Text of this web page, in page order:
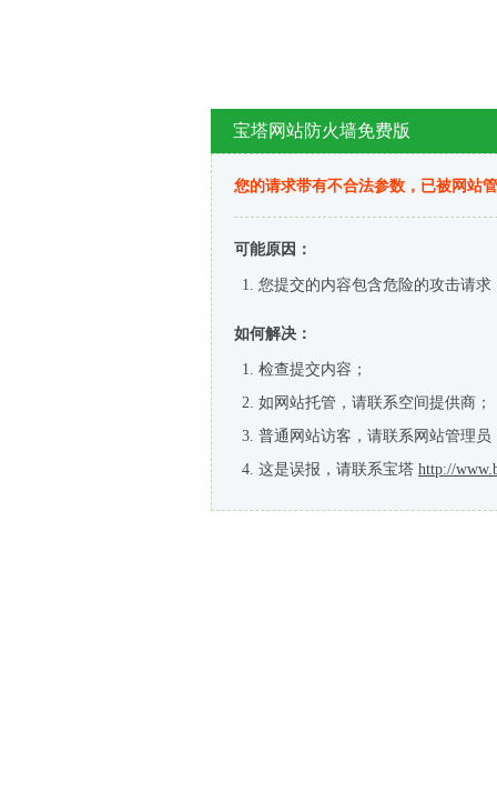
宝塔网站防火墙免费版
您的请求带有不合法参数，已被网站
可能原因：
您提交的内容包含危险的攻击请求
如何解决：
检查提交内容；
如网站托管，请联系空间提供商；
普通网站访客，请联系网站管理员
这是误报，请联系宝塔 http://